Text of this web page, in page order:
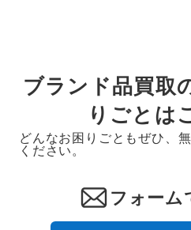
ブランド品買取
りごとは
どんなお困りごともぜひ、
ください。
フォーム